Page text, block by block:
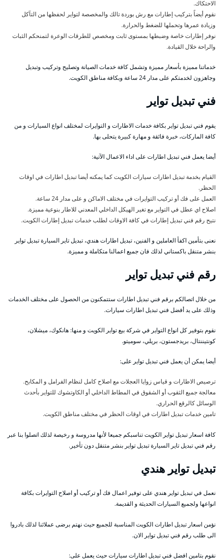
الاحتكاك.
نقوم أيضاً بتركيب إطارات مع رش بوردة تالك والمخصصة لتواير لحفظها من التآكل
وزيادة عمرها وتحملها للضغط والحرارة.
نوفر إطارات خاصة وضبطها بمستوى ثابت ومخصص للطرقات الوعرة لتمنحكم الثبات
والراحة خلال القيادة.
خدماتنا مميزة بأسعار مميزة وتشمل كافة خدمات الصيانة وتصليح وتركيب وتبديل
وجاهزون لخدمتكم على مدار 24 ساعة وبكافة مناطق الكويت.
فني تبديل تواير
يقوم فني تبديل تواير بكافة خدمات الاطارات و التوايرات لمختلف انواع السيارات و من
كافة الماركات، خبرة فائقة و مهارة كبيرة يتحلى بها.
أيضا يعمل فني تبديل اطارات على اداء الاعمال الآتية:
القيام بخدمة تبديل اطارات سيارات الكويت كما يمكنه أيضا تبديل اطارات في اوقات
الحظر.
العمل على فك أو تركيب التوايرات في مختلف الاماكن و على مدار 24 ساعة.
اصلاح اي عطل في التواير مع تغير الهيكل الداخلي المعدني للاطار بنوعية مميزة.
نتيح رقم فني تبديل إطارات في كافة الاوقات لطلب خدمات تبديل إطارات الكويت.
نعنى بتأمين اكفأ العاملين و الفنين، تبديل اطارات هندي، تبديل تاير السيارة تبديل تواير
بنشر متنقل باكستاني لذلك فان جميع اعمالنا متكاملة و مميزة.
رقم فني تبديل تواير
من خلال اتصالكم برقم فني تبديل اطارات ستتمكنون من الحصول على مختلف الخدمات
وذلك على يد أفضل فني تبديل اطارات سيارات.
نقوم بتوفير كل انواع التواير في شركة بيع تواير الكويت و منها: هانكوك، ميشلان،
كونتيننتال، بريدجستون، بريلي، سوميتو.
أيضا يمكن أن يعمل فني تبديل تواير على:
ترصيص الاطارات و قياس زوايا العجلات مع اصلاح كامل لنظام الفرامل و المكابح.
معالجة جميع الثقوب أو الشقوق في المطاط الداخلي أو الكاوتشوك للتواير بأحدث
الوسائل كالرقع الحراري.
تامين خدمات تبديل اطارات في اوقات الحظر في مختلف مناطق الكويت.
كافة اسعار تبديل تواير الكويت تناسبكم جميعا لأنها مدروسة و رخيصة لذلك اتصلوا بنا عبر
رقم فني تبديل تاير السيارة تبديل تواير بنشر متنقل دون تأخير.
تبديل تواير هندي
نعمل في تبديل تواير هندي على توفير اعمال فك أو تركيب أو اصلاح التوايرات بكافة
انواعها ولجميع السيارات الحديثة و القديمة.
نؤمن اسعار تبديل اطارات الكويت المناسبة للجميع حيث نهتم برضى عملائنا لذلك بادروا
الى طلب رقم فني تبديل تواير الان.
نقوم بتامين افضل فني تبديل اطارات سيارات حيث يعمل على: